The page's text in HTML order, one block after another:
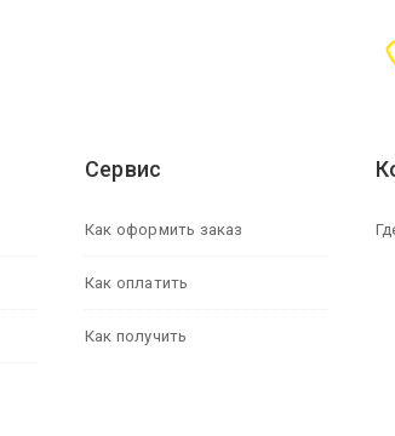
Сервис
Как оформить заказ
Как оплатить
Как получить